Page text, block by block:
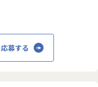
連はGithubProject)
し、プレーヤー/マネ
ント」
ティブな驚きを示す
質の高い仕事を提供
形です。
応募する